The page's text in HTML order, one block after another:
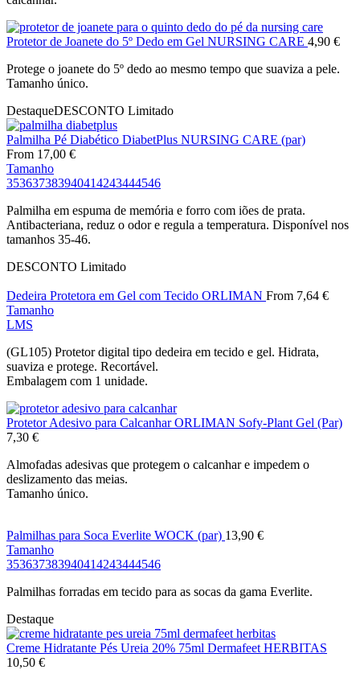
Protetor de Joanete do 5º Dedo em Gel NURSING CARE 4,90 €
Protege o joanete do 5º dedo ao mesmo tempo que suaviza a pele.
Tamanho único.
DestaqueDESCONTO Limitado
Palmilha Pé Diabético DiabetPlus NURSING CARE (par)
From 17,00 €
Tamanho
353637383940414243444546
Palmilha em espuma de memória e forro com iões de prata.
Antibacteriana, reduz o odor e regula a temperatura. Disponível nos
tamanhos 35-46.
DESCONTO Limitado
Dedeira Protetora em Gel com Tecido ORLIMAN From 7,64 €
Tamanho
LMS
(GL105) Protetor digital tipo dedeira em tecido e gel. Hidrata,
suaviza e protege. Recortável.
Embalagem com 1 unidade.
Protetor Adesivo para Calcanhar ORLIMAN Sofy-Plant Gel (Par)
7,30 €
Almofadas adesivas que protegem o calcanhar e impedem o
deslizamento das meias.
Tamanho único.
Palmilhas para Soca Everlite WOCK (par) 13,90 €
Tamanho
353637383940414243444546
Palmilhas forradas em tecido para as socas da gama Everlite.
Destaque
Creme Hidratante Pés Ureia 20% 75ml Dermafeet HERBITAS
10,50 €